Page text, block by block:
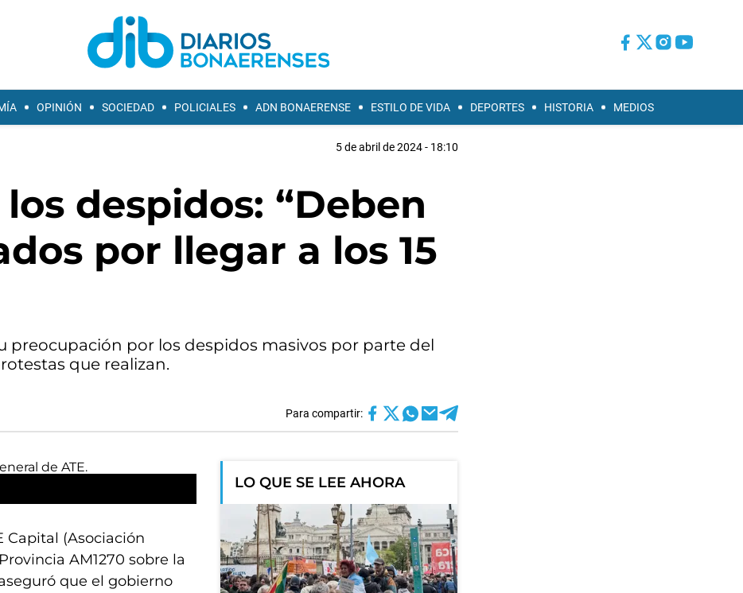
OPINIÓN SOCIEDAD POLICIALES ADN BONAERENSE ESTILO DE VIDA DEPORTES HISTORIA MEDIOS
5 de abril de 2024 - 18:10
despidos: “Deben
por llegar a los 15
preocupación por los despidos masivos por parte del
que realizan.
Para compartir:
Capital (Asociación
AM1270 sobre la
que el gobierno
LO QUE SE LEE AHORA